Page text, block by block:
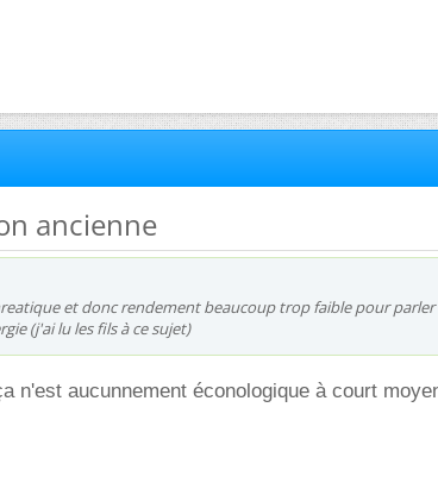
ancienne
et donc rendement beaucoup trop faible pour parler
(j'ai lu les fils à ce sujet)
n'est aucunnement éconologique à court